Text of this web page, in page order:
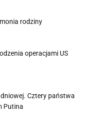
rodziny
operacjami US
Cztery państwa
Putina